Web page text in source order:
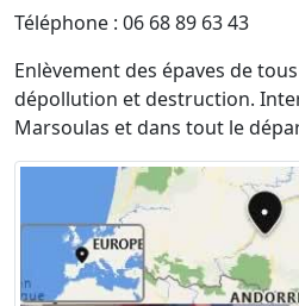
Téléphone : 06 68 89 63 43
Enlèvement des épaves de
dépollution et destruction.
Marsoulas et dans tout le